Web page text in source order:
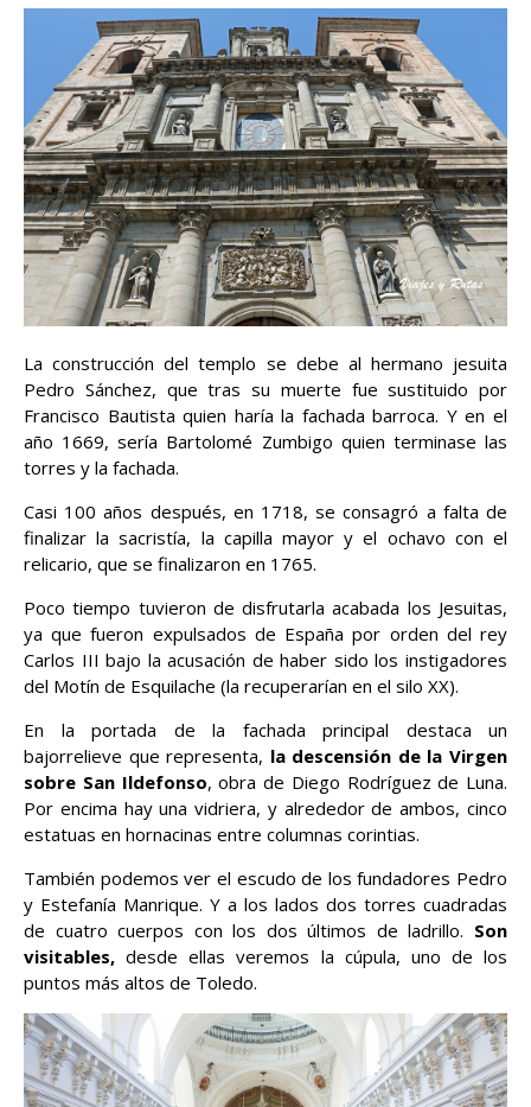
La construcción del templo se debe al hermano jesuita
Pedro Sánchez, que tras su muerte fue sustituido por
Francisco Bautista quien haría la fachada barroca. Y en el
año 1669, sería Bartolomé Zumbigo quien terminase las
torres y la fachada.
Casi 100 años después, en 1718, se consagró a falta de
finalizar la sacristía, la capilla mayor y el ochavo con el
relicario, que se finalizaron en 1765.
Poco tiempo tuvieron de disfrutarla acabada los Jesuitas,
ya que fueron expulsados de España por orden del rey
Carlos III bajo la acusación de haber sido los instigadores
del Motín de Esquilache (la recuperarían en el silo XX).
En la portada de la fachada principal destaca un
bajorrelieve que representa, la descensión de la Virgen
sobre San Ildefonso, obra de Diego Rodríguez de Luna.
Por encima hay una vidriera, y alrededor de ambos, cinco
estatuas en hornacinas entre columnas corintias.
También podemos ver el escudo de los fundadores Pedro
y Estefanía Manrique. Y a los lados dos torres cuadradas
de cuatro cuerpos con los dos últimos de ladrillo. Son
visitables, desde ellas veremos la cúpula, uno de los
puntos más altos de Toledo.